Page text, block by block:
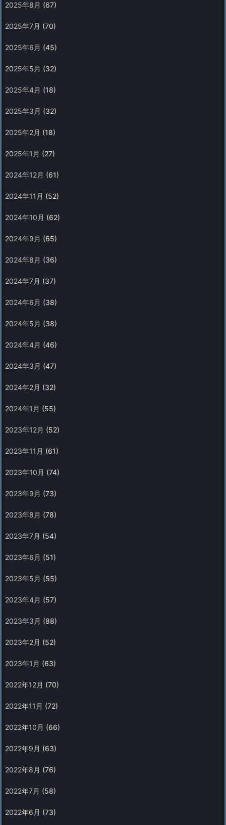
2025年8月 (67)
2025年7月 (70)
2025年6月 (45)
2025年5月 (32)
2025年4月 (18)
2025年3月 (32)
2025年2月 (18)
2025年1月 (27)
2024年12月 (61)
2024年11月 (52)
2024年10月 (62)
2024年9月 (65)
2024年8月 (36)
2024年7月 (37)
2024年6月 (38)
2024年5月 (38)
2024年4月 (46)
2024年3月 (47)
2024年2月 (32)
2024年1月 (55)
2023年12月 (52)
2023年11月 (61)
2023年10月 (74)
2023年9月 (73)
2023年8月 (78)
2023年7月 (54)
2023年6月 (51)
2023年5月 (55)
2023年4月 (57)
2023年3月 (88)
2023年2月 (52)
2023年1月 (63)
2022年12月 (70)
2022年11月 (72)
2022年10月 (66)
2022年9月 (63)
2022年8月 (76)
2022年7月 (58)
2022年6月 (73)